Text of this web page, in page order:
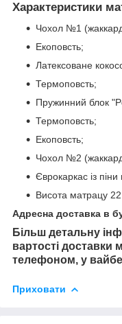
Характеристики
Чохол №1
Екоповсть;
Латексоване
Термоповсть;
Пружинний блок
Термоповсть;
Екоповсть;
Чохол №2
Єврокаркас із
Висота матрацу
Адресна доставка в
Більш детальну
вартості доставки
телефоном, у
Приховати